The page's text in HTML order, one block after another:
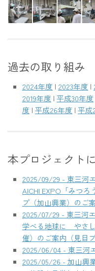
過去の取り組み
2024年度 | 2023年度 |
2019年度 | 平成30年度
度 | 平成26年度 | 平成
本プロジェクト
2025/09/29 - 東三河
AICHI EXPO「みつ
プ（加山興業）のご
2025/07/29 - 東三河
学べる地球に やさ
催）のご案内（見目
2025/06/04 - 東三河
2025/05/26 - 加山興